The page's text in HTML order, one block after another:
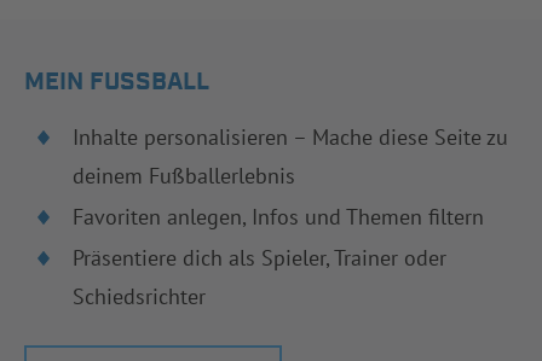
MEIN FUSSBALL
Inhalte personalisieren – Mache diese Seite zu
deinem Fußballerlebnis
Favoriten anlegen, Infos und Themen filtern
Präsentiere dich als Spieler, Trainer oder
Schiedsrichter